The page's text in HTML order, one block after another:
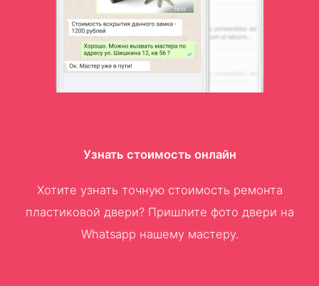
Узнать стоимость онлайн
Хотите узнать точную стоимость ремонта
пластиковой двери? Пришлите фото двери на
Whatsapp нашему мастеру.